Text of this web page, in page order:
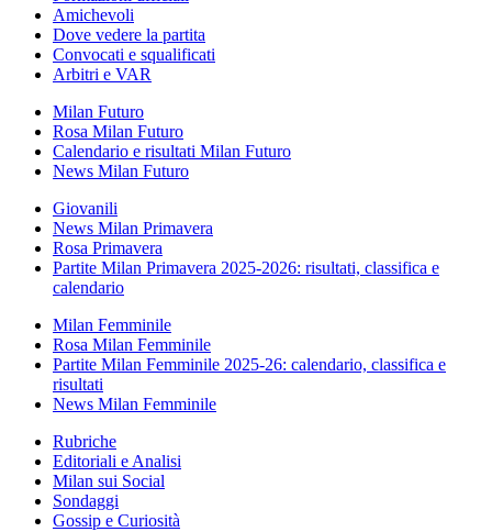
Amichevoli
Dove vedere la partita
Convocati e squalificati
Arbitri e VAR
Milan Futuro
Rosa Milan Futuro
Calendario e risultati Milan Futuro
News Milan Futuro
Giovanili
News Milan Primavera
Rosa Primavera
Partite Milan Primavera 2025-2026: risultati, classifica e
calendario
Milan Femminile
Rosa Milan Femminile
Partite Milan Femminile 2025-26: calendario, classifica e
risultati
News Milan Femminile
Rubriche
Editoriali e Analisi
Milan sui Social
Sondaggi
Gossip e Curiosità